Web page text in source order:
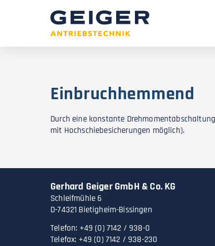
Einbruchhemmend
Durch eine konstante
mit Hochschiebesicherungen möglich).
Gerhard Geiger GmbH & Co. KG
Schleifmühle 6
D-74321 Bietigheim-Bissingen
Telefon: +49 (0) 7142 / 938-0
Telefax: +49 (0) 7142 / 938-230